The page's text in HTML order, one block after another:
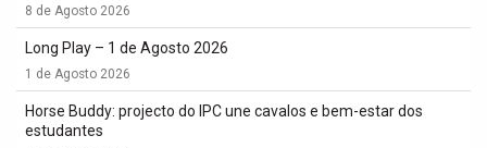
8 de Agosto 2026
Long Play – 1 de Agosto 2026
1 de Agosto 2026
Horse Buddy: projecto do IPC une cavalos e bem-estar dos
estudantes